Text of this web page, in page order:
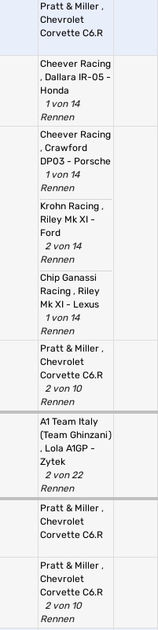
Pratt & Miller ,
Chevrolet
Corvette C6.R
Cheever Racing
, Dallara IR-05 -
Honda
1 von 14
Rennen
Cheever Racing
, Crawford
DP03 - Porsche
1 von 14
Rennen
Krohn Racing ,
Riley Mk XI -
Ford
2 von 14
Rennen
Chip Ganassi
Racing , Riley
Mk XI - Lexus
1 von 14
Rennen
Pratt & Miller ,
Chevrolet
Corvette C6.R
2 von 10
Rennen
A1 Team Italy
(Team Ghinzani)
, Lola A1GP -
Zytek
2 von 22
Rennen
Pratt & Miller ,
Chevrolet
Corvette C6.R
Pratt & Miller ,
Chevrolet
Corvette C6.R
2 von 10
Rennen